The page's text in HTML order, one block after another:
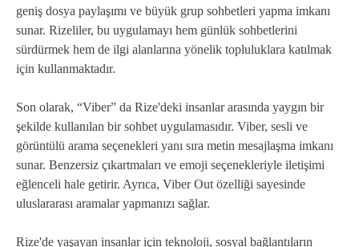
geniş dosya paylaşımı ve büyük grup sohbetleri yapma imkanı
sunar. Rizeliler, bu uygulamayı hem günlük sohbetlerini
sürdürmek hem de ilgi alanlarına yönelik topluluklara katılmak
için kullanmaktadır.
Son olarak, “Viber” da Rize'deki insanlar arasında yaygın bir
şekilde kullanılan bir sohbet uygulamasıdır. Viber, sesli ve
görüntülü arama seçenekleri yanı sıra metin mesajlaşma imkanı
sunar. Benzersiz çıkartmaları ve emoji seçenekleriyle iletişimi
eğlenceli hale getirir. Ayrıca, Viber Out özelliği sayesinde
uluslararası aramalar yapmanızı sağlar.
Rize'de yaşayan insanlar için teknoloji, sosyal bağlantıların